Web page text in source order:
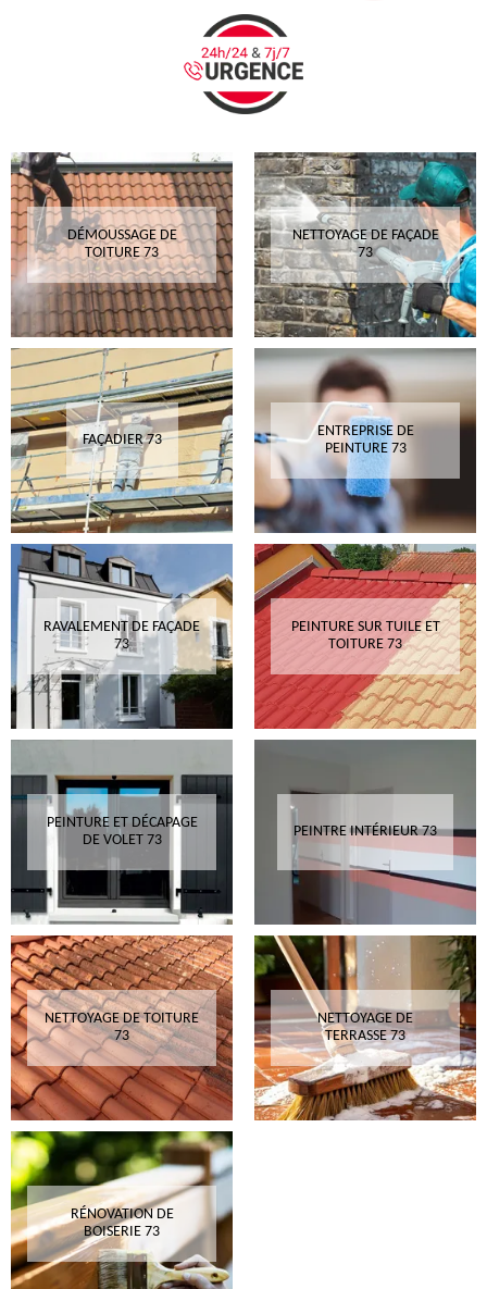
DÉMOUSSAGE DE
TOITURE 73
NETTOYAGE DE FAÇADE
73
FAÇADIER 73
ENTREPRISE DE
PEINTURE 73
RAVALEMENT DE FAÇADE
73
PEINTURE SUR TUILE ET
TOITURE 73
PEINTURE ET DÉCAPAGE
DE VOLET 73
PEINTRE INTÉRIEUR 73
NETTOYAGE DE TOITURE
73
NETTOYAGE DE
TERRASSE 73
RÉNOVATION DE
BOISERIE 73